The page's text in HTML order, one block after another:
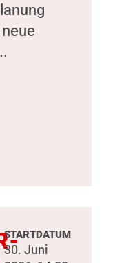
STARTDATUM
30. Juni